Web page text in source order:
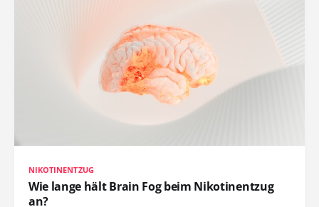
NIKOTINENTZUG
Wie lange hält Brain Fog beim Nikotinentzug
an?